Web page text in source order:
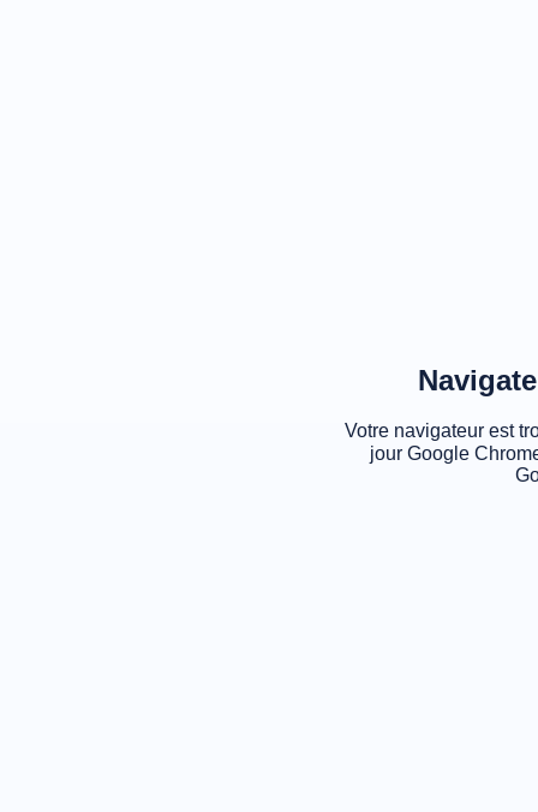
Votre navigateur est
jour Google